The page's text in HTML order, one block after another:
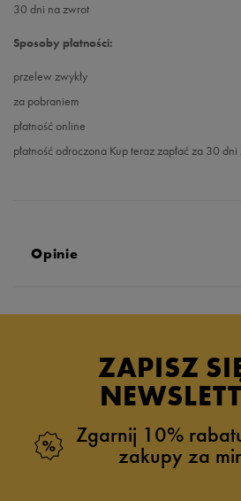
30 dni na zwrot
Sposoby płatności:
przelew zwykły
za pobraniem
płatność online
płatność odroczona Kup teraz zapłać za 30
Opinie
ZAPISZ
Zgarnij 10%
zakupy za